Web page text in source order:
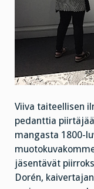
Viiva taiteellisen
pedanttia
mangasta 1800-
jäsentävät
Dorén,